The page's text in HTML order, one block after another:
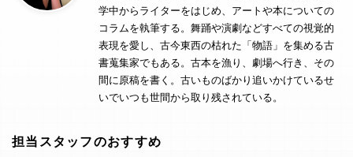
学中からライターをはじめ、アートや本についての
コラムを執筆する。舞踊や演劇などすべての視覚的
表現を愛し、古今東西の枯れた「物語」を集める古
書蒐集家でもある。古本を漁り、劇場へ行き、その
間に原稿を書く。古いものばかり追いかけているせ
いでいつも世間から取り残されている。
担当スタッフのおすすめ